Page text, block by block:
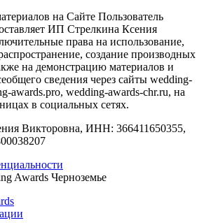
на Сайте Пользователь
ИП Стрелкина Ксения
права на использование,
создание производных
на демонстрацию материалов и
сведения через сайты wedding-
awards.pro, wedding-awards-chr.ru, на
в социальных сетях.
Викторовна, ИНН: 366411650355,
Awards Черноземье